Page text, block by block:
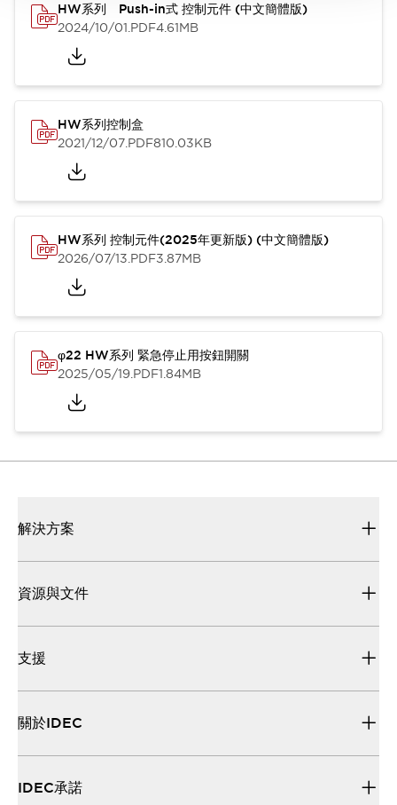
HW系列 Push-in式 控制元件 (中文簡體版)
2024/10/01.PDF4.61MB
HW系列控制盒
2021/12/07.PDF810.03KB
HW系列 控制元件(2025年更新版) (中文簡體版)
2026/07/13.PDF3.87MB
φ22 HW系列 緊急停止用按鈕開關
2025/05/19.PDF1.84MB
解決方案
資源與文件
支援
關於IDEC
IDEC承諾